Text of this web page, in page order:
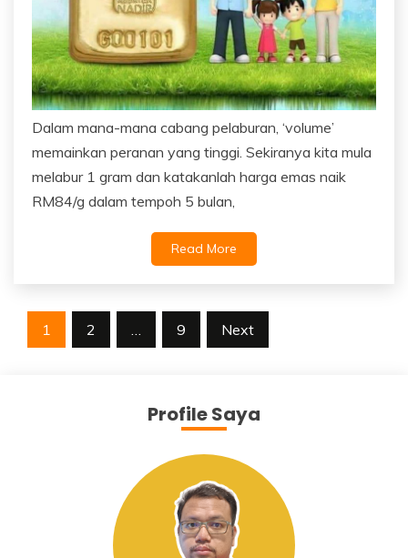
Dalam mana-mana cabang pelaburan, ‘volume’
memainkan peranan yang tinggi. Sekiranya kita mula
melabur 1 gram dan katakanlah harga emas naik
RM84/g dalam tempoh 5 bulan,
Read More
Posts
1 2 … 9 Next
Profile Saya